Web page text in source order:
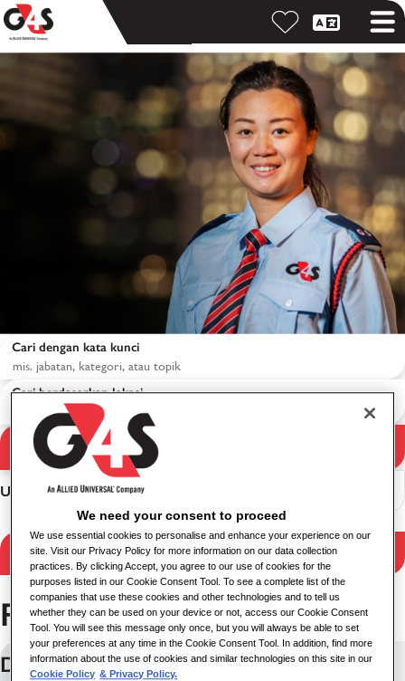
Hasil pencarian
Cari dengan kata kunci
Cari berdasarkan lokasi
Urutkan
Hasil filter
Pekerjaan 29 ditemukan
Delivery Driver
We need your consent to proceed
We use essential cookies to personalise and enhance your experience on our
site. Visit our Privacy Policy for more information on our data collection
practices. By clicking Accept, you agree to our use of cookies for the
purposes listed in our Cookie Consent Tool. To see a complete list of the
companies that use these cookies and other technologies and to tell us
whether they can be used on your device or not, access our Cookie Consent
Tool. You will see this message only once, but you will always be able to set
your preferences at any time in the Cookie Consent Tool. In addition, find more
information about the use of cookies and similar technologies on this site in our
Cookie Policy & Privacy Policy.